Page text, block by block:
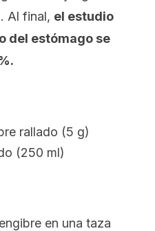
Al final, el estudio
del estómago se
rallado (5 g)
(250 ml)
en una taza